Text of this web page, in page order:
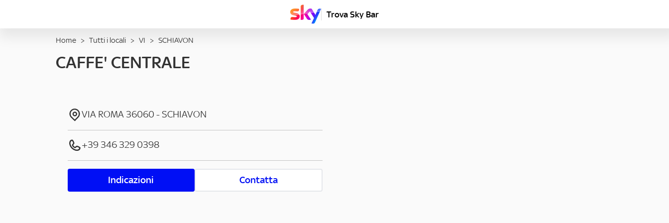
Trova Sky Bar
Home > Tutti i locali > VI > SCHIAVON
CAFFE' CENTRALE
VIA ROMA 36060 - SCHIAVON
+39 346 329 0398
Indicazioni Contatta